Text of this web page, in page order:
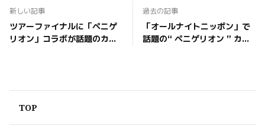
新しい記事
ツアーファイナルに「ペニゲ
リオン」コラボが話題のカリ
スからボーカルのNORA
過去の記事
「オールナイトニッポン」で
話題の“ ペニゲリオン ” カリ
オン 〜熱くなれver.〜」 本日
TOP